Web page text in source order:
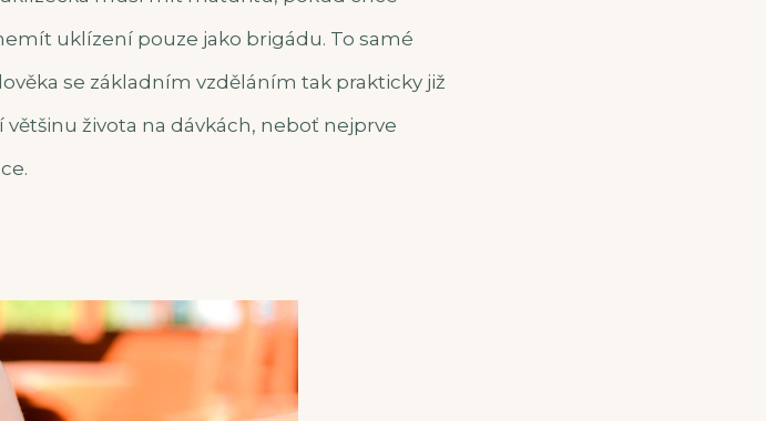
uklízení pouze jako brigádu. To samé
se základním vzděláním tak prakticky již
života na dávkách, neboť nejprve